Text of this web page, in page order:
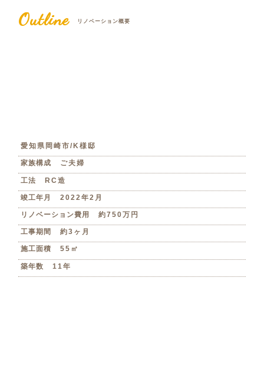
Outline リノベーション概要
愛知県岡崎市/K様邸
家族構成 ご夫婦
工法 RC造
竣工年月 2022年2月
リノベーション費用 約750万円
工事期間 約3ヶ月
施工面積 55㎡
築年数 11年